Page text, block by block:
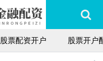
股票配资开户 股票开户